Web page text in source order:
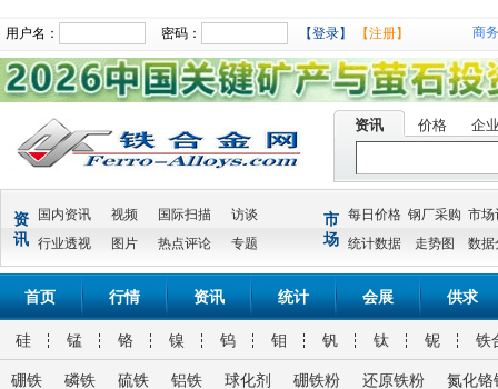
用户名： 密码： 【登录】 【注册】 商
资讯 价格 企
资
讯
国内资讯 视频 国际扫描
访谈
行业透视
图片 热点评论 专题
市
场
每日价格 钢厂采购 市场
统计数据
走势图 数据
首页 行情 资讯 统计 会展 供求
硅 锰 铬 镍 钨 钼 钒 钛 铌 铁
硼铁 磷铁 硫铁 铝铁 球化剂 硼铁粉 还原铁粉 氮化铬